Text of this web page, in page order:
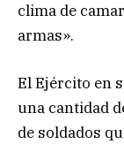
clima de
armas».
El Ejército en
una cantidad
de soldados